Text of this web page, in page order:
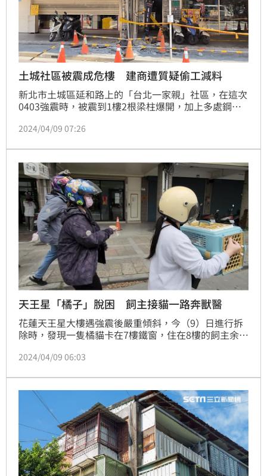
土城社區被震成危樓 建商遭質疑偷工減料
新北市土城區延和路上的「台北一家親」社區，在這次
0403強震時，被震到1樓2根梁柱爆開，加上多處鋼筋
主委薛先生表示，檢視爆裂的2根梁柱，發現鋼筋量不
造單位出面負責，許多住戶也發出悲鳴，因市府協助安
置的7天期限已到，未來將面臨租屋和房貸的雙重負
擔，拜託市長侯友宜兌現說要負責的承諾。記者莊淇鈞
／新北報導
2024/04/09 07:26
天王星「橘子」脫困 飼主接貓一路奔獸醫
花蓮天王星大樓遇強震後嚴重傾斜，今（9）日進行拆
除時，發現一隻橘貓卡在7樓鐵窗，住在8樓的飼主余小
早會同動保人員透過雲梯車派壞鐵窗後，對「橘子」施
一路狂奔到動物醫院替愛貓施打解麻藥。
2024/04/09 06:03